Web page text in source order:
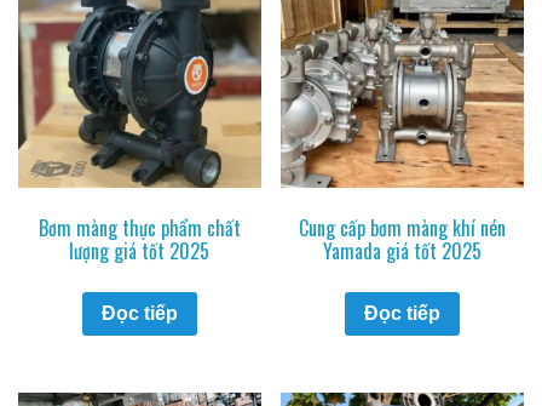
Bơm màng thực phẩm chất
lượng giá tốt 2025
Đọc tiếp
Cung cấp bơm màng khí nén
Yamada giá tốt 2025
Đọc tiếp